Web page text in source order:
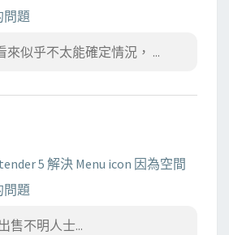
問題
來似乎不太能確定情況， ...
5 解決 Menu icon 因為空間
問題
售不明人士...